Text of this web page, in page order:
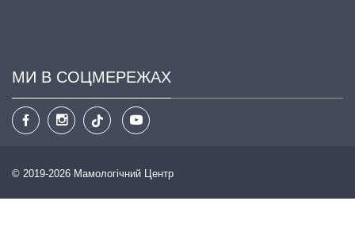
МИ В СОЦМЕРЕЖАХ
© 2019-2026 Мамологічний Центр